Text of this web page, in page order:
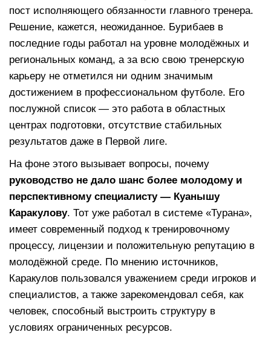
пост исполняющего обязанности главного тренера.
Решение, кажется, неожиданное. Бурибаев в
последние годы работал на уровне молодёжных и
региональных команд, а за всю свою тренерскую
карьеру не отметился ни одним значимым
достижением в профессиональном футболе. Его
послужной список — это работа в областных
центрах подготовки, отсутствие стабильных
результатов даже в Первой лиге.
На фоне этого вызывает вопросы, почему
руководство не дало шанс более молодому и
перспективному специалисту — Куанышу
Каракулову. Тот уже работал в системе «Турана»,
имеет современный подход к тренировочному
процессу, лицензии и положительную репутацию в
молодёжной среде. По мнению источников,
Каракулов пользовался уважением среди игроков и
специалистов, а также зарекомендовал себя, как
человек, способный выстроить структуру в
условиях ограниченных ресурсов.